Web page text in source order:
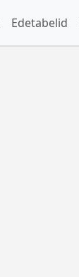
Edetabelid